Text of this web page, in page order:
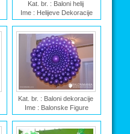
Kat. br. : Baloni helij
Ime : Helijeve Dekoracije
Kat. br. : Baloni dekoracije
Ime : Balonske Figure